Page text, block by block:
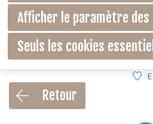
Retour
Afficher le paramètre des
Seuls les cookies